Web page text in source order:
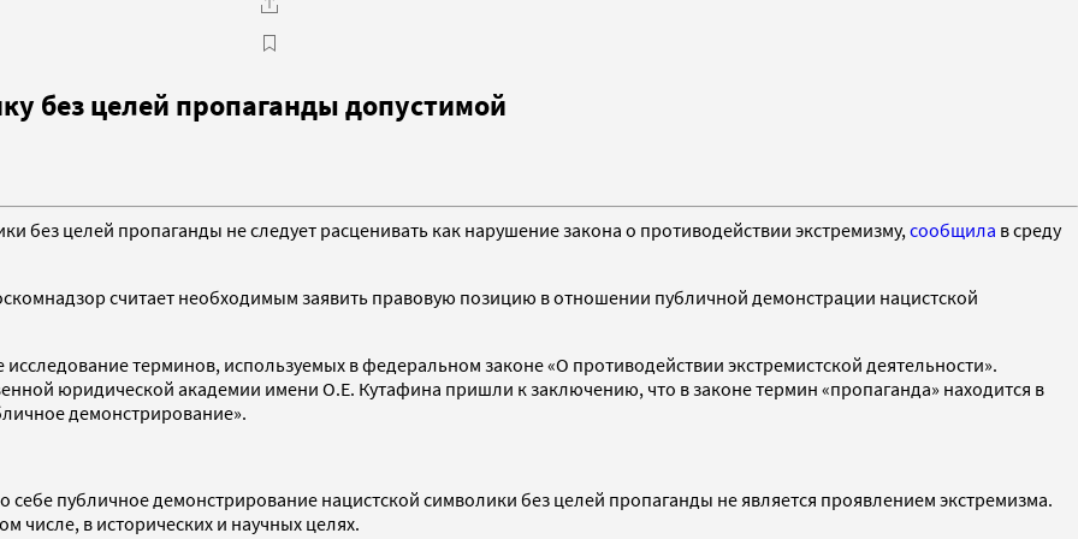
без целей пропаганды допустимой
без целей пропаганды не следует расценивать как нарушение закона о противодействии экстремизму, сообщила в среду
считает необходимым заявить правовую позицию в отношении публичной демонстрации нацистской
терминов, используемых в федеральном законе «О противодействии экстремистской деятельности».
юридической академии имени О.Е. Кутафина пришли к заключению, что в законе термин «пропаганда» находится в
демонстрирование».
себе публичное демонстрирование нацистской символики без целей пропаганды не является проявлением экстремизма.
числе, в исторических и научных целях.